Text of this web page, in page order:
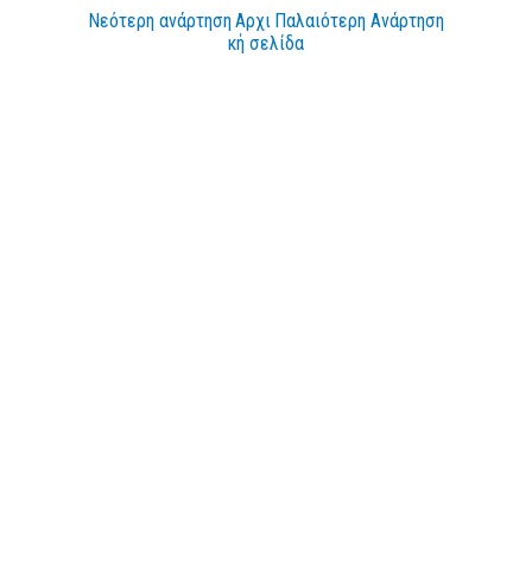
Νεότερη ανάρτηση Παλαιότερη Ανάρτηση
Αρχι
κή σελίδα